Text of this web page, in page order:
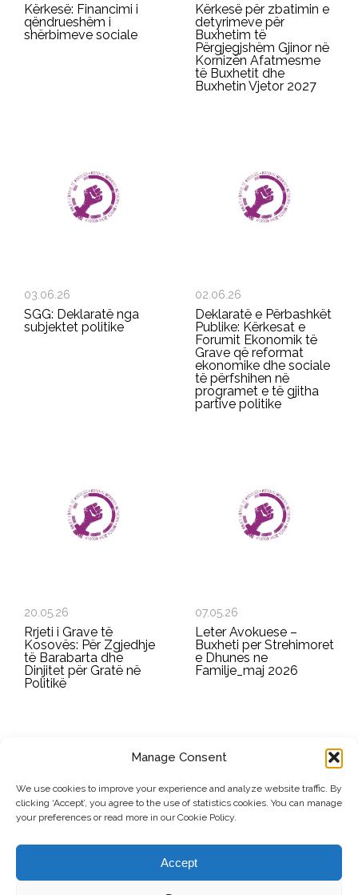
Manage Consent
We use cookies to improve your experience and analyze website traffic. By
clicking ‘Accept’, you agree to the use of statistics cookies. You can manage
your preferences or read more in our Cookie Policy.
Accept
Kërkesë: Financimi i
qëndrueshëm i
shërbimeve sociale
Kërkesë për zbatimin e
detyrimeve për
Buxhetim të
Përgjegjshëm Gjinor në
Kornizën Afatmesme
të Buxhetit dhe
Buxhetin Vjetor 2027
03.06.26
SGG: Deklaratë nga
subjektet politike
02.06.26
Deklaratë e Përbashkët
Publike: Kërkesat e
Forumit Ekonomik të
Grave që reformat
ekonomike dhe sociale
të përfshihen në
programet e të gjitha
partive politike
20.05.26
Rrjeti i Grave të
Kosovës: Për Zgjedhje
të Barabarta dhe
Dinjitet për Gratë në
Politikë
07.05.26
Leter Avokuese –
Buxheti per Strehimoret
e Dhunes ne
Familje_maj 2026
Dërgo
© Copyright, 2026 . Rrjeti i Grave të Kosovës. Të gjitha të drejtat e